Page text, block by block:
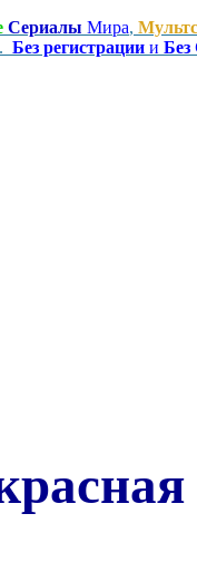
Сериалы Мира,
. Без регистрации и